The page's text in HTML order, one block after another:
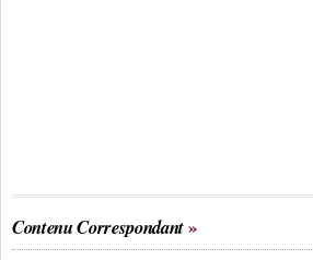
Contenu Correspondant